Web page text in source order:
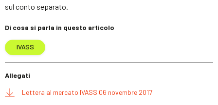
sul conto separato.
Di cosa si parla in questo articolo
IVASS
Allegati
Lettera al mercato IVASS 06 novembre 2017